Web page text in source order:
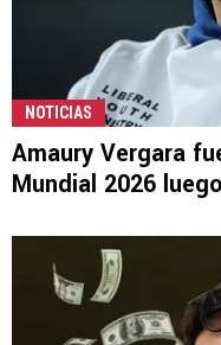
NOTICIAS
Amaury Vergara
Mundial 2026